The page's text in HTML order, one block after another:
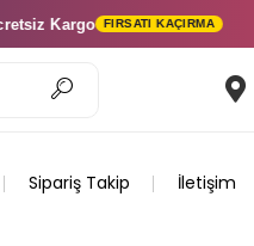
Kargo FIRSATI KAÇIRMA
Sipariş Takip İletişim